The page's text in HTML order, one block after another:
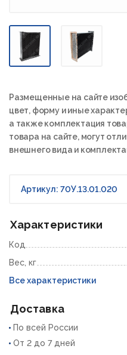
Размещенные на сайте
цвет, форму и иные
а также комплектация
товара на сайте, могут
внешнего вида и
Артикул: 70У.13.01.020
Характеристики
Код
Вес, кг
Все характеристики
Доставка
По всей России
От 2 до 7 дней